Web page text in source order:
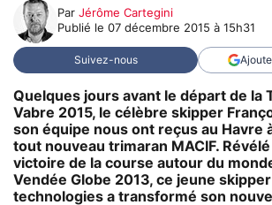
Par Jérôme Cartegini
Publié le 07 décembre 2015 à 15h31
Suivez-nous
Quelques jours avant le départ de la
Vabre 2015, le célèbre skipper
son équipe nous ont reçus au Havre
tout nouveau trimaran MACIF.
victoire de la course autour du
Vendée Globe 2013, ce jeune
technologies a transformé son